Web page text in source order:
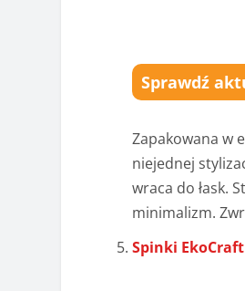
Sprawdź
Zapakowana w
niejednej
wraca do łask.
minimalizm.
Spinki